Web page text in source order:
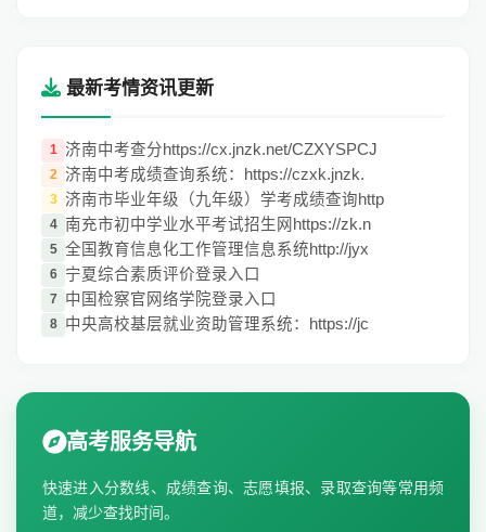
最新考情资讯更新
1 济南中考查分https://cx.jnzk.net/CZXYSPCJ
2 济南中考成绩查询系统：https://czxk.jnzk.
3 济南市毕业年级（九年级）学考成绩查询http
4 南充市初中学业水平考试招生网https://zk.n
5 全国教育信息化工作管理信息系统http://jyx
6 宁夏综合素质评价登录入口
7 中国检察官网络学院登录入口
8 中央高校基层就业资助管理系统：https://jc
高考服务导航
快速进入分数线、成绩查询、志愿填报、录取查询等常用频
道，减少查找时间。